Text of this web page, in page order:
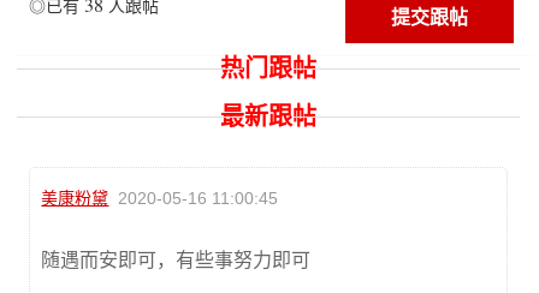
◎已有 人跟帖
热门跟帖
最新跟帖
美康粉黛 2020-05-16 11:00:45
随遇而安即可，有些事努力即可